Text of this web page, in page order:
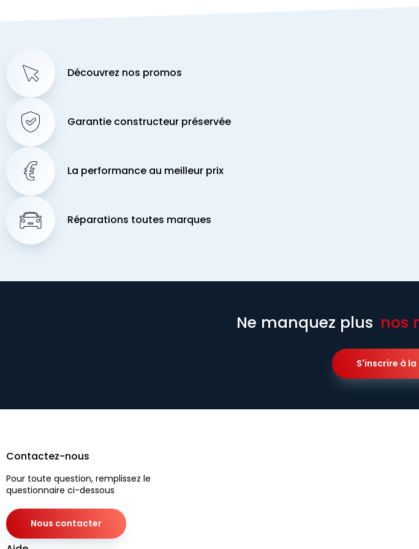
Découvrez nos promos
Garantie constructeur préservée
La performance au meilleur prix
Réparations toutes marques
Ne manquez plus nos
S'inscrire à
Contactez-nous
Pour toute question, remplissez le
questionnaire ci-dessous
Nous contacter